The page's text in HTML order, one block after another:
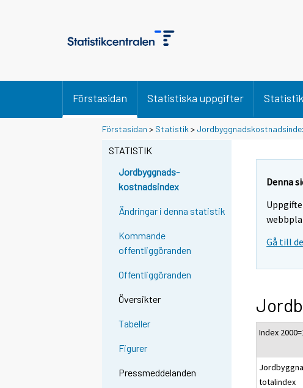
Förstasidan Statistiska uppgifter
Förstasidan > Statistik >
STATISTIK
Jordbyggnads-
kostnadsindex
Ändringar i denna statistik
Kommande
offentliggöranden
Offentliggöranden
Översikter
Tabeller
Figurer
Pressmeddelanden
Denna
Gå till
Index
totalindex